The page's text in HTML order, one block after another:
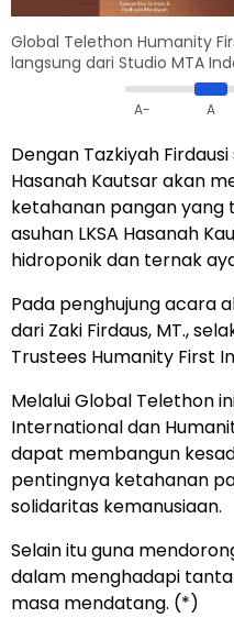
Global Telethon Humanity
langsung dari Studio MTA
A- A
Dengan Tazkiyah
Hasanah Kautsar akan
ketahanan pangan yang
asuhan LKSA Hasanah
hidroponik dan ternak
Pada penghujung acara
dari Zaki Firdaus, MT.,
Trustees Humanity First
Melalui Global Telethon
International dan
dapat membangun
pentingnya ketahanan
solidaritas kemanusiaan.
Selain itu guna
dalam menghadapi
masa mendatang. (*)